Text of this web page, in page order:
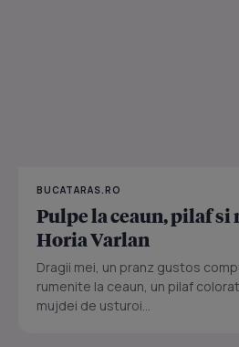
BUCATARAS.RO
Pulpe la ceaun, pilaf si
Horia Varlan
Dragii mei, un pranz gustos
rumenite la ceaun, un pilaf
mujdei de usturoi...